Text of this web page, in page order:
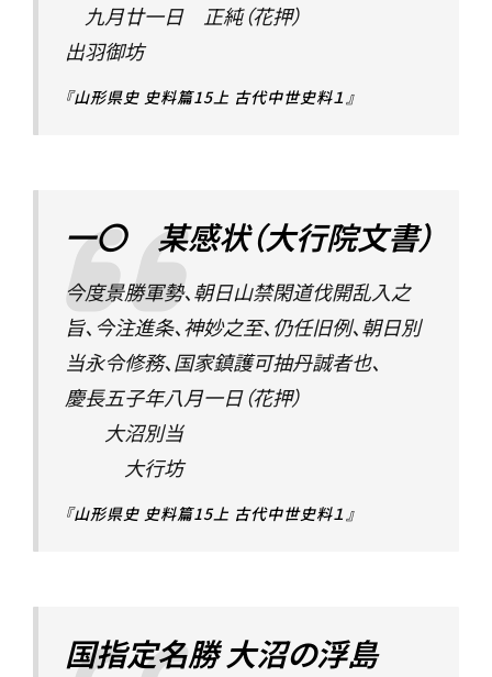
九月廿一日 正純（花押）
出羽御坊
『山形県史 史料篇15上 古代中世史料１』
一〇 某感状（大行院文書）
今度景勝軍勢、朝日山禁閑道伐開乱入之
旨、今注進条、神妙之至、仍任旧例、朝日別
当永令修務、国家鎮護可抽丹誠者也、
慶長五子年八月一日（花押）
大沼別当
大行坊
『山形県史 史料篇15上 古代中世史料１』
国指定名勝 大沼の浮島